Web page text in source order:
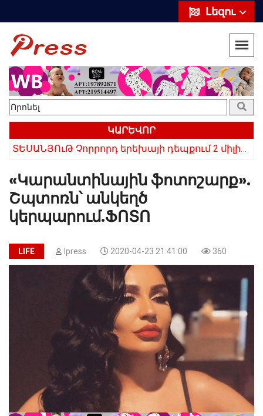
Լեզու
ԿԱՐԵՎՈՐ
«Կարանտինային ֆոտոշարք».
Շպտոռն՝ անկեղծ
կերպարում.ՖՈՏՈ
LIFE Ipress 2020-04-23 21:41:00 360